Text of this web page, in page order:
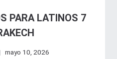
PARA LATINOS 7
mayo 10, 2026